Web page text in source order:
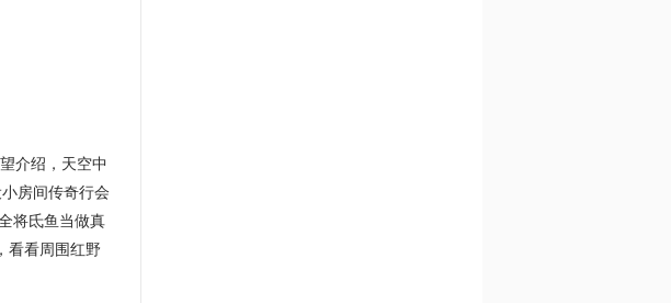
介绍，天空中
房间传奇行会
将氐鱼当做真
看看周围红野